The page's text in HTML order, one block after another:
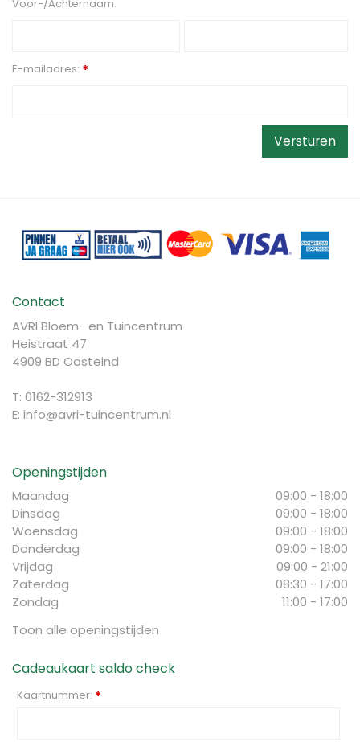
Voor-/Achternaam:
E-mailadres: *
Contact
AVRI Bloem- en Tuincentrum
Heistraat 47
4909 BD Oosteind
T: 0162-312913
E: info@avri-tuincentrum.nl
Openingstijden
Maandag
09:00 - 18:00
Dinsdag
09:00 - 18:00
Woensdag
09:00 - 18:00
Donderdag
09:00 - 18:00
Vrijdag
09:00 - 21:00
Zaterdag
08:30 - 17:00
Zondag
11:00 - 17:00
Toon alle openingstijden
Cadeaukaart saldo check
Kaartnummer: *